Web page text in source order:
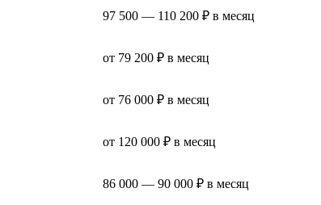
97 500 — 110 200 ₽ в месяц
от 79 200 ₽ в месяц
от 76 000 ₽ в месяц
от 120 000 ₽ в месяц
86 000 — 90 000 ₽ в месяц